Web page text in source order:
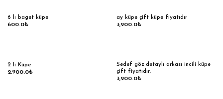
6 lı baget küpe
600.0₺
ay küpe çift küpe fiyatıdır
3,200.0₺
2 li Küpe
2,900.0₺
Sedef göz detaylı arkası incili küpe
çift fiyatıdır.
3,200.0₺